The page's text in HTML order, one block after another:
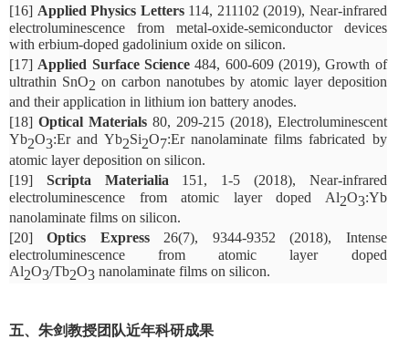
[16] Applied Physics Letters 114, 211102 (2019), Near-infrared
electroluminescence from metal-oxide-semiconductor devices
with erbium-doped gadolinium oxide on silicon.
[17] Applied Surface Science484, 600-609 (2019), Growth of
ultrathin SnO2 on carbon nanotubes by atomic layer deposition
and their application in lithium ion battery anodes.
[18] Optical Materials80, 209-215 (2018), Electroluminescent
Yb2O3:Er and Yb2Si2O7:Er nanolaminate films fabricated by
atomic layer deposition on silicon.
[19] Scripta Materialia 151, 1-5 (2018), Near-infrared
electroluminescence from atomic layer doped Al2O3:Yb
nanolaminate films on silicon.
[20] Optics Express26(7), 9344-9352 (2018), Intense
electroluminescence from atomic layer doped
Al2O3/Tb2O3 nanolaminate films on silicon.
五、 朱剑教授团队近年科研成果